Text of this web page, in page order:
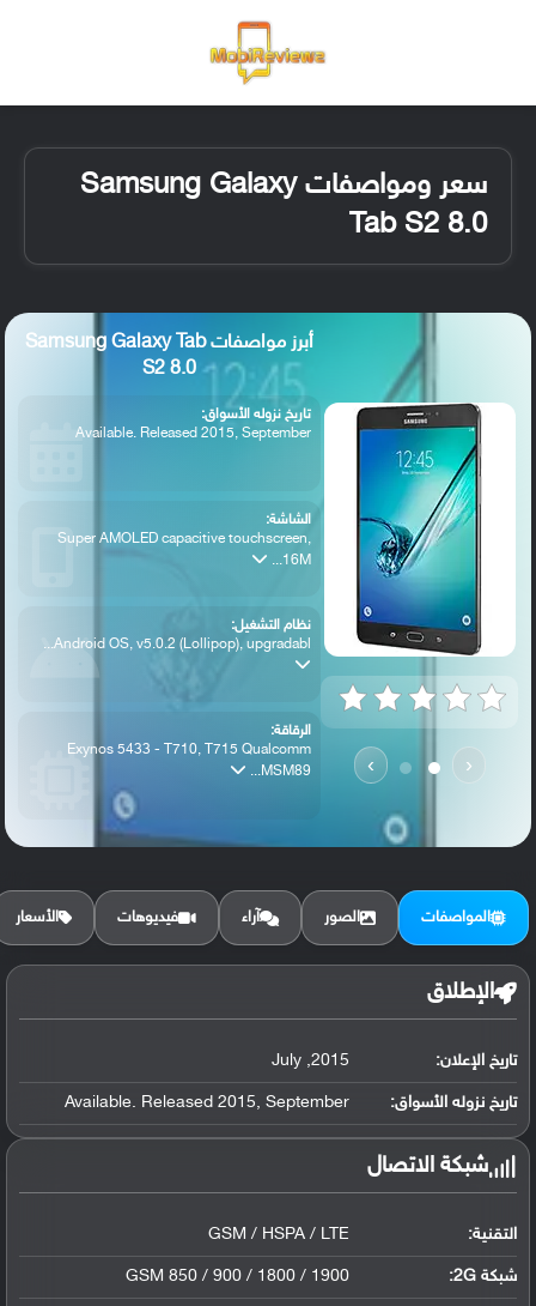
سعر ومواصفات Samsung Galaxy
Tab S2 8.0
‹
›
أبرز مواصفات Samsung Galaxy Tab
S2 8.0
تاريخ نزوله الأسواق:
Available. Released 2015, September
الشاشة:
Super AMOLED capacitive touchscreen,
16M...
نظام التشغيل:
Android OS, v5.0.2 (Lollipop), upgradabl...
الرقاقة:
Exynos 5433 - T710, T715 Qualcomm
MSM89...
الرام / التخزين:
المواصفات الصور آراء فيديوهات الأسعار
الإطلاق
تاريخ الإعلان: 2015, July
تاريخ نزوله الأسواق: Available. Released 2015, September
شبكة الاتصال
التقنية: GSM / HSPA / LTE
شبكة 2G: GSM 850 / 900 / 1800 / 1900